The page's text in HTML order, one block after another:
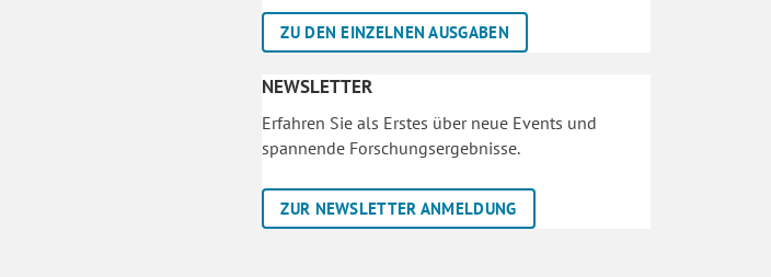
ZU DEN EINZELNEN AUSGABEN
NEWSLETTER
Erfahren Sie als Erstes über neue Events und
spannende Forschungsergebnisse.
ZUR NEWSLETTER ANMELDUNG